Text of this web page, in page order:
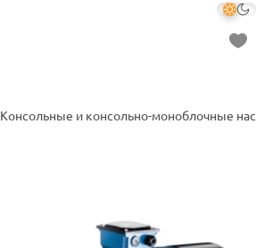
Консольные и консольно-моноблочные